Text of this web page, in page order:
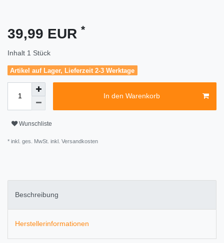
39,99 EUR *
Inhalt 1 Stück
Artikel auf Lager, Lieferzeit 2-3 Werktage
In den Warenkorb
Wunschliste
* inkl. ges. MwSt. inkl. Versandkosten
Beschreibung
Herstellerinformationen